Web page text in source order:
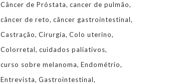
Câncer de Próstata cancer de pulmão
câncer de reto câncer gastrointestinal
Castração Cirurgia Colo uterino
Colorretal cuidados paliativos
curso sobre melanoma Endométrio
Entrevista Gastrointestinal